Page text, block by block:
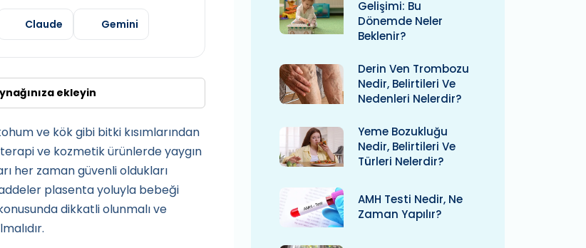
Claude Gemini
ekleyin
ve kök gibi bitki kısımlarından
ve kozmetik ürünlerde yaygın
her zaman güvenli oldukları
plasenta yoluyla bebeği
dikkatli olunmalı ve
Gelişimi: Bu
Dönemde Neler
Beklenir?
Derin Ven Trombozu
Nedir, Belirtileri Ve
Nedenleri Nelerdir?
Yeme Bozukluğu
Nedir, Belirtileri Ve
Türleri Nelerdir?
AMH Testi Nedir, Ne
Zaman Yapılır?